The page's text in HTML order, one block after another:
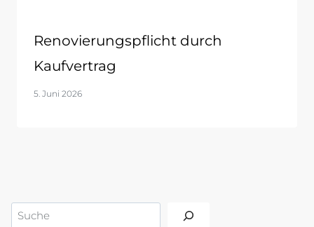
Renovierungspflicht durch
Kaufvertrag
5. Juni 2026
Suchen